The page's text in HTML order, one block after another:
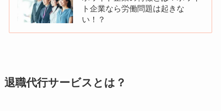
ト企業なら労働問題は起きな
い！？
退職代行サービスとは？